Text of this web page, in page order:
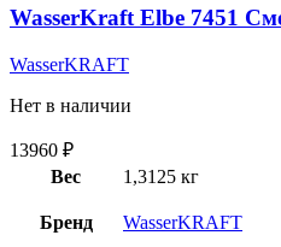
WasserKraft Elbe 7451
WasserKRAFT
Нет в наличии
13960 ₽
Вес
1,3125 кг
Бренд WasserKRAFT